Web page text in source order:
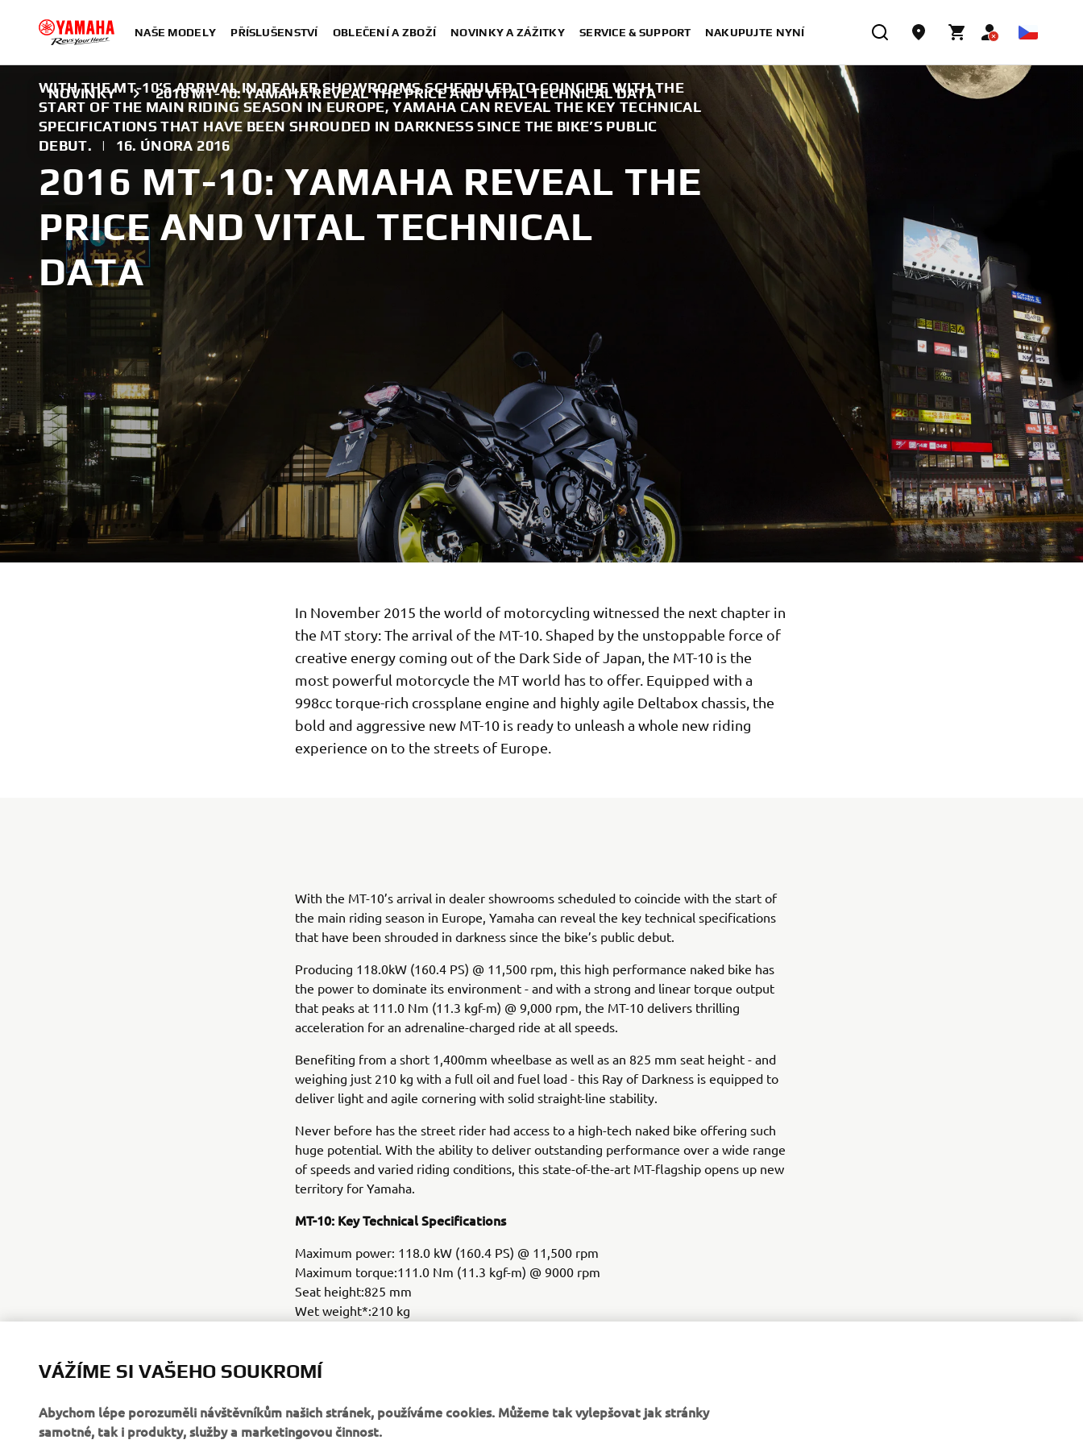
NAŠE MODELY PŘÍSLUŠENSTVÍ OBLEČENÍ A ZBOŽÍ NOVINKY A ZÁŽITKY SERVICE & SUPPORT NAKUPUJTE NYNÍ
NOVINKY 2016 MT-10: YAMAHA REVEAL THE PRICE AND VITAL TECHNICAL DATA
WITH THE MT-10’S ARRIVAL IN DEALER SHOWROOMS SCHEDULED TO COINCIDE WITH THE
START OF THE MAIN RIDING SEASON IN EUROPE, YAMAHA CAN REVEAL THE KEY TECHNICAL
SPECIFICATIONS THAT HAVE BEEN SHROUDED IN DARKNESS SINCE THE BIKE’S PUBLIC
DEBUT.
| 16. ÚNORA 2016
2016 MT-10: YAMAHA REVEAL THE
PRICE AND VITAL TECHNICAL
DATA
In November 2015 the world of motorcycling witnessed the next chapter in
the MT story: The arrival of the MT-10. Shaped by the unstoppable force of
creative energy coming out of the Dark Side of Japan, the MT-10 is the
most powerful motorcycle the MT world has to offer. Equipped with a
998cc torque-rich crossplane engine and highly agile Deltabox chassis, the
bold and aggressive new MT-10 is ready to unleash a whole new riding
experience on to the streets of Europe.
With the MT-10’s arrival in dealer showrooms scheduled to coincide with the start of
the main riding season in Europe, Yamaha can reveal the key technical specifications
that have been shrouded in darkness since the bike’s public debut.
Producing 118.0kW (160.4 PS) @ 11,500 rpm, this high performance naked bike has
the power to dominate its environment - and with a strong and linear torque output
that peaks at 111.0 Nm (11.3 kgf-m) @ 9,000 rpm, the MT-10 delivers thrilling
acceleration for an adrenaline-charged ride at all speeds.
Benefiting from a short 1,400mm wheelbase as well as an 825 mm seat height - and
weighing just 210 kg with a full oil and fuel load - this Ray of Darkness is equipped to
deliver light and agile cornering with solid straight-line stability.
Never before has the street rider had access to a high-tech naked bike offering such
huge potential. With the ability to deliver outstanding performance over a wide range
of speeds and varied riding conditions, this state-of-the-art MT-flagship opens up new
territory for Yamaha.
MT-10: Key Technical Specifications
Maximum power: 118.0 kW (160.4 PS) @ 11,500 rpm
Maximum torque:111.0 Nm (11.3 kgf-m) @ 9000 rpm
Seat height:825 mm
Wet weight*:210 kg
(* Including full oil and fuel tank)
VÁŽÍME SI VAŠEHO SOUKROMÍ
Abychom lépe porozuměli návštěvníkům našich stránek, používáme cookies. Můžeme tak vylepšovat jak stránky
samotné, tak i produkty, služby a marketingovou činnost.